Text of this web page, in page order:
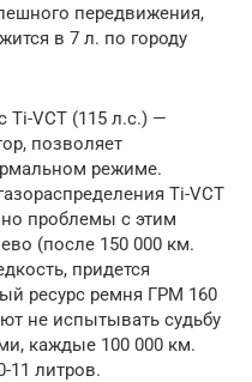
передвижения,
в 7 л. по городу
Ti-VCT (115 л.с.) —
позволяет
режиме.
Ti-VCT
проблемы с этим
(после 150 000 км.
придется
ресурс ремня ГРМ 160
не испытывать судьбу
каждые 100 000 км.
11 литров.